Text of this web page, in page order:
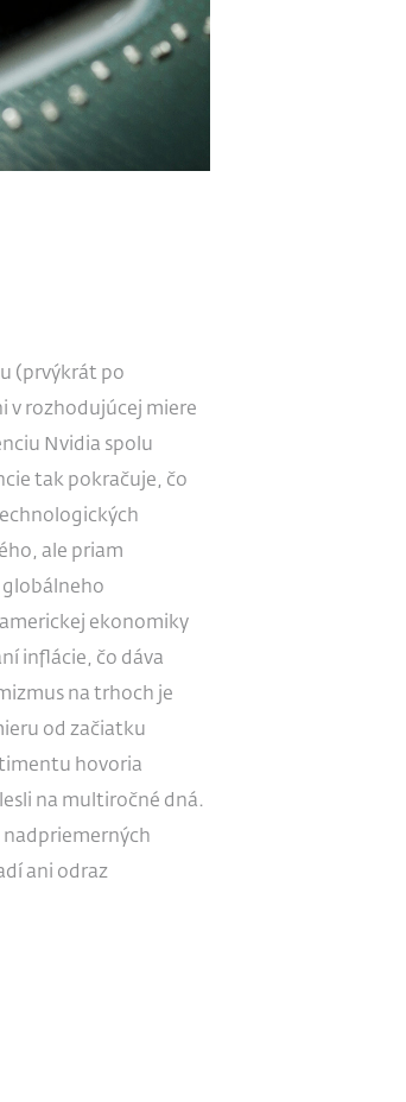
(prvýkrát po
v rozhodujúcej miere
Nvidia spolu
tak pokračuje, čo
ale priam
globálneho
ekonomiky
inflácie, čo dáva
na trhoch je
od začiatku
hovoria
na multiročné dná.
nadpriemerných
ani odraz